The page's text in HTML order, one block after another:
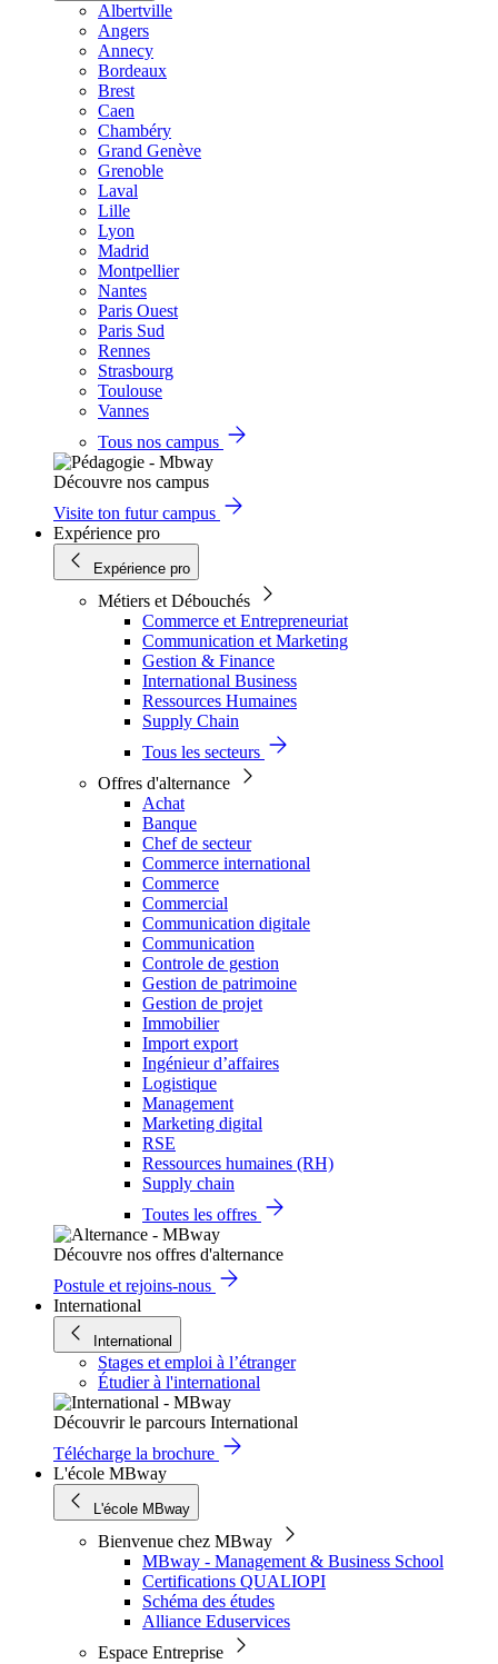
Albertville
Angers
Annecy
Bordeaux
Brest
Caen
Chambéry
Grand Genève
Grenoble
Laval
Lille
Lyon
Madrid
Montpellier
Nantes
Paris Ouest
Paris Sud
Rennes
Strasbourg
Toulouse
Vannes
Tous nos campus
Découvre nos campus
Visite ton futur campus
Expérience pro
Expérience pro
Métiers et Débouchés
Commerce et Entrepreneuriat
Communication et Marketing
Gestion & Finance
International Business
Ressources Humaines
Supply Chain
Tous les secteurs
Offres d'alternance
Achat
Banque
Chef de secteur
Commerce international
Commerce
Commercial
Communication digitale
Communication
Controle de gestion
Gestion de patrimoine
Gestion de projet
Immobilier
Import export
Ingénieur d’affaires
Logistique
Management
Marketing digital
RSE
Ressources humaines (RH)
Supply chain
Toutes les offres
Découvre nos offres d'alternance
Postule et rejoins-nous
International
International
Stages et emploi à l’étranger
Étudier à l'international
Découvrir le parcours International
Télécharge la brochure
L'école MBway
L'école MBway
Bienvenue chez MBway
MBway - Management & Business School
Certifications QUALIOPI
Schéma des études
Alliance Eduservices
Espace Entreprise